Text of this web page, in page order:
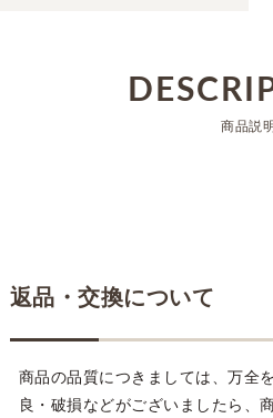
商品説明
返品・交換について
商品の品質につきましては、万全
良・破損などがございましたら、